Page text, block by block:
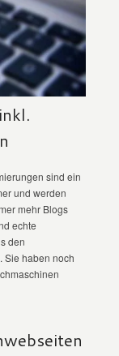
sind ein
und werden
mehr Blogs
echte
den
Sie haben noch